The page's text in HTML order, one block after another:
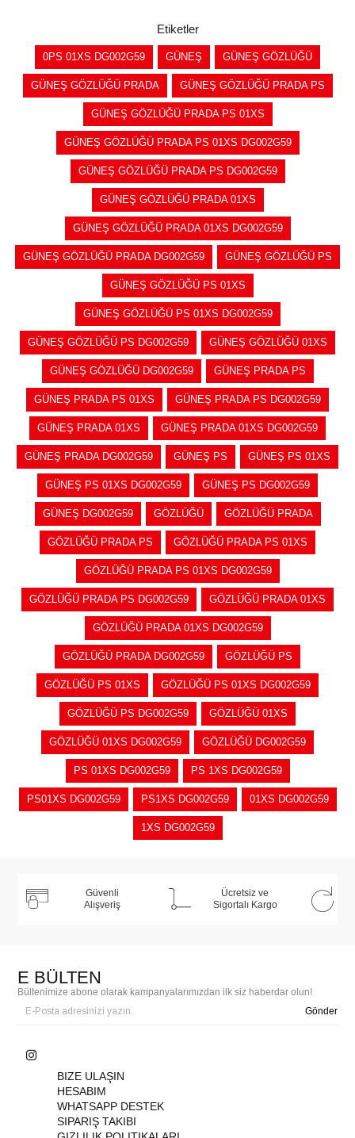
Etiketler
0PS 01XS DG002G59 GÜNEŞ GÜNEŞ GÖZLÜĞÜ
GÜNEŞ GÖZLÜĞÜ PRADA GÜNEŞ GÖZLÜĞÜ PRADA PS
GÜNEŞ GÖZLÜĞÜ PRADA PS 01XS
GÜNEŞ GÖZLÜĞÜ PRADA PS 01XS DG002G59
GÜNEŞ GÖZLÜĞÜ PRADA PS DG002G59
GÜNEŞ GÖZLÜĞÜ PRADA 01XS
GÜNEŞ GÖZLÜĞÜ PRADA 01XS DG002G59
GÜNEŞ GÖZLÜĞÜ PRADA DG002G59 GÜNEŞ GÖZLÜĞÜ PS
GÜNEŞ GÖZLÜĞÜ PS 01XS
GÜNEŞ GÖZLÜĞÜ PS 01XS DG002G59
GÜNEŞ GÖZLÜĞÜ PS DG002G59 GÜNEŞ GÖZLÜĞÜ 01XS
GÜNEŞ GÖZLÜĞÜ DG002G59 GÜNEŞ PRADA PS
GÜNEŞ PRADA PS 01XS GÜNEŞ PRADA PS DG002G59
GÜNEŞ PRADA 01XS GÜNEŞ PRADA 01XS DG002G59
GÜNEŞ PRADA DG002G59 GÜNEŞ PS GÜNEŞ PS 01XS
GÜNEŞ PS 01XS DG002G59 GÜNEŞ PS DG002G59
GÜNEŞ DG002G59 GÖZLÜĞÜ GÖZLÜĞÜ PRADA
GÖZLÜĞÜ PRADA PS GÖZLÜĞÜ PRADA PS 01XS
GÖZLÜĞÜ PRADA PS 01XS DG002G59
GÖZLÜĞÜ PRADA PS DG002G59 GÖZLÜĞÜ PRADA 01XS
GÖZLÜĞÜ PRADA 01XS DG002G59
GÖZLÜĞÜ PRADA DG002G59 GÖZLÜĞÜ PS
GÖZLÜĞÜ PS 01XS GÖZLÜĞÜ PS 01XS DG002G59
GÖZLÜĞÜ PS DG002G59 GÖZLÜĞÜ 01XS
GÖZLÜĞÜ 01XS DG002G59 GÖZLÜĞÜ DG002G59
PS 01XS DG002G59 PS 1XS DG002G59
PS01XS DG002G59 PS1XS DG002G59 01XS DG002G59
1XS DG002G59
Güvenli
Alışveriş
Ücretsiz ve
Sigortalı Kargo
E BÜLTEN
Bültenimize abone olarak kampanyalarımızdan ilk siz haberdar olun!
Gönder
BIZE ULAŞIN
HESABIM
WHATSAPP DESTEK
SIPARIŞ TAKIBI